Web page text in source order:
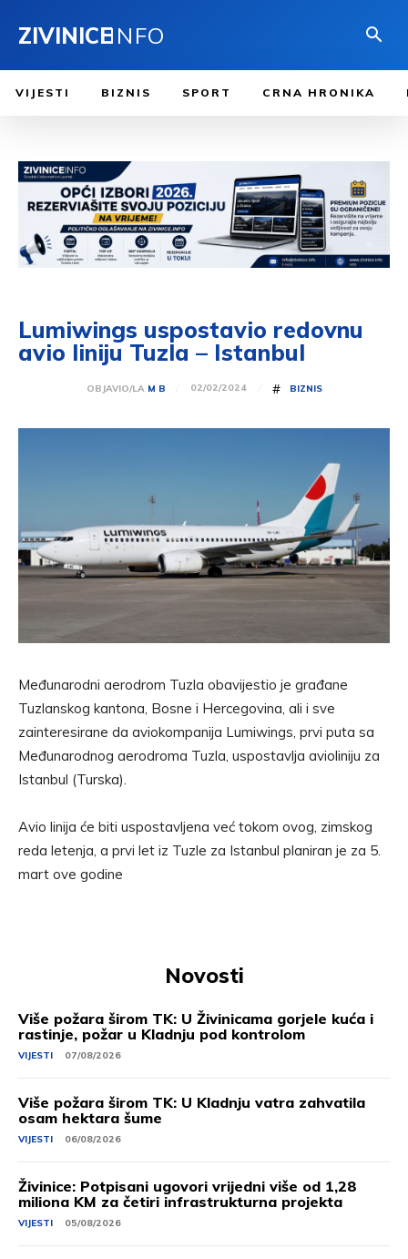
ZIVINICEINFO
VIJESTI BIZNIS SPORT CRNA HRONIKA
Lumiwings uspostavio redovnu
avio liniju Tuzla – Istanbul
OBJAVIO/LA M B 02/02/2024 # BIZNIS
Međunarodni aerodrom Tuzla obavijestio je građane
Tuzlanskog kantona, Bosne i Hercegovina, ali i sve
zainteresirane da aviokompanija Lumiwings, prvi puta sa
Međunarodnog aerodroma Tuzla, uspostavlja avioliniju za
Istanbul (Turska).
Avio linija će biti uspostavljena već tokom ovog, zimskog
reda letenja, a prvi let iz Tuzle za Istanbul planiran je za 5.
mart ove godine
Novosti
Više požara širom TK: U Živinicama gorjele kuća i
rastinje, požar u Kladnju pod kontrolom
VIJESTI 07/08/2026
Više požara širom TK: U Kladnju vatra zahvatila
osam hektara šume
VIJESTI 06/08/2026
Živinice: Potpisani ugovori vrijedni više od 1,28
miliona KM za četiri infrastrukturna projekta
VIJESTI 05/08/2026